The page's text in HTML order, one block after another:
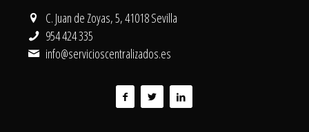
C. Juan de Zoyas, 5, 41018 Sevilla
954 424 335
info@servicioscentralizados.es